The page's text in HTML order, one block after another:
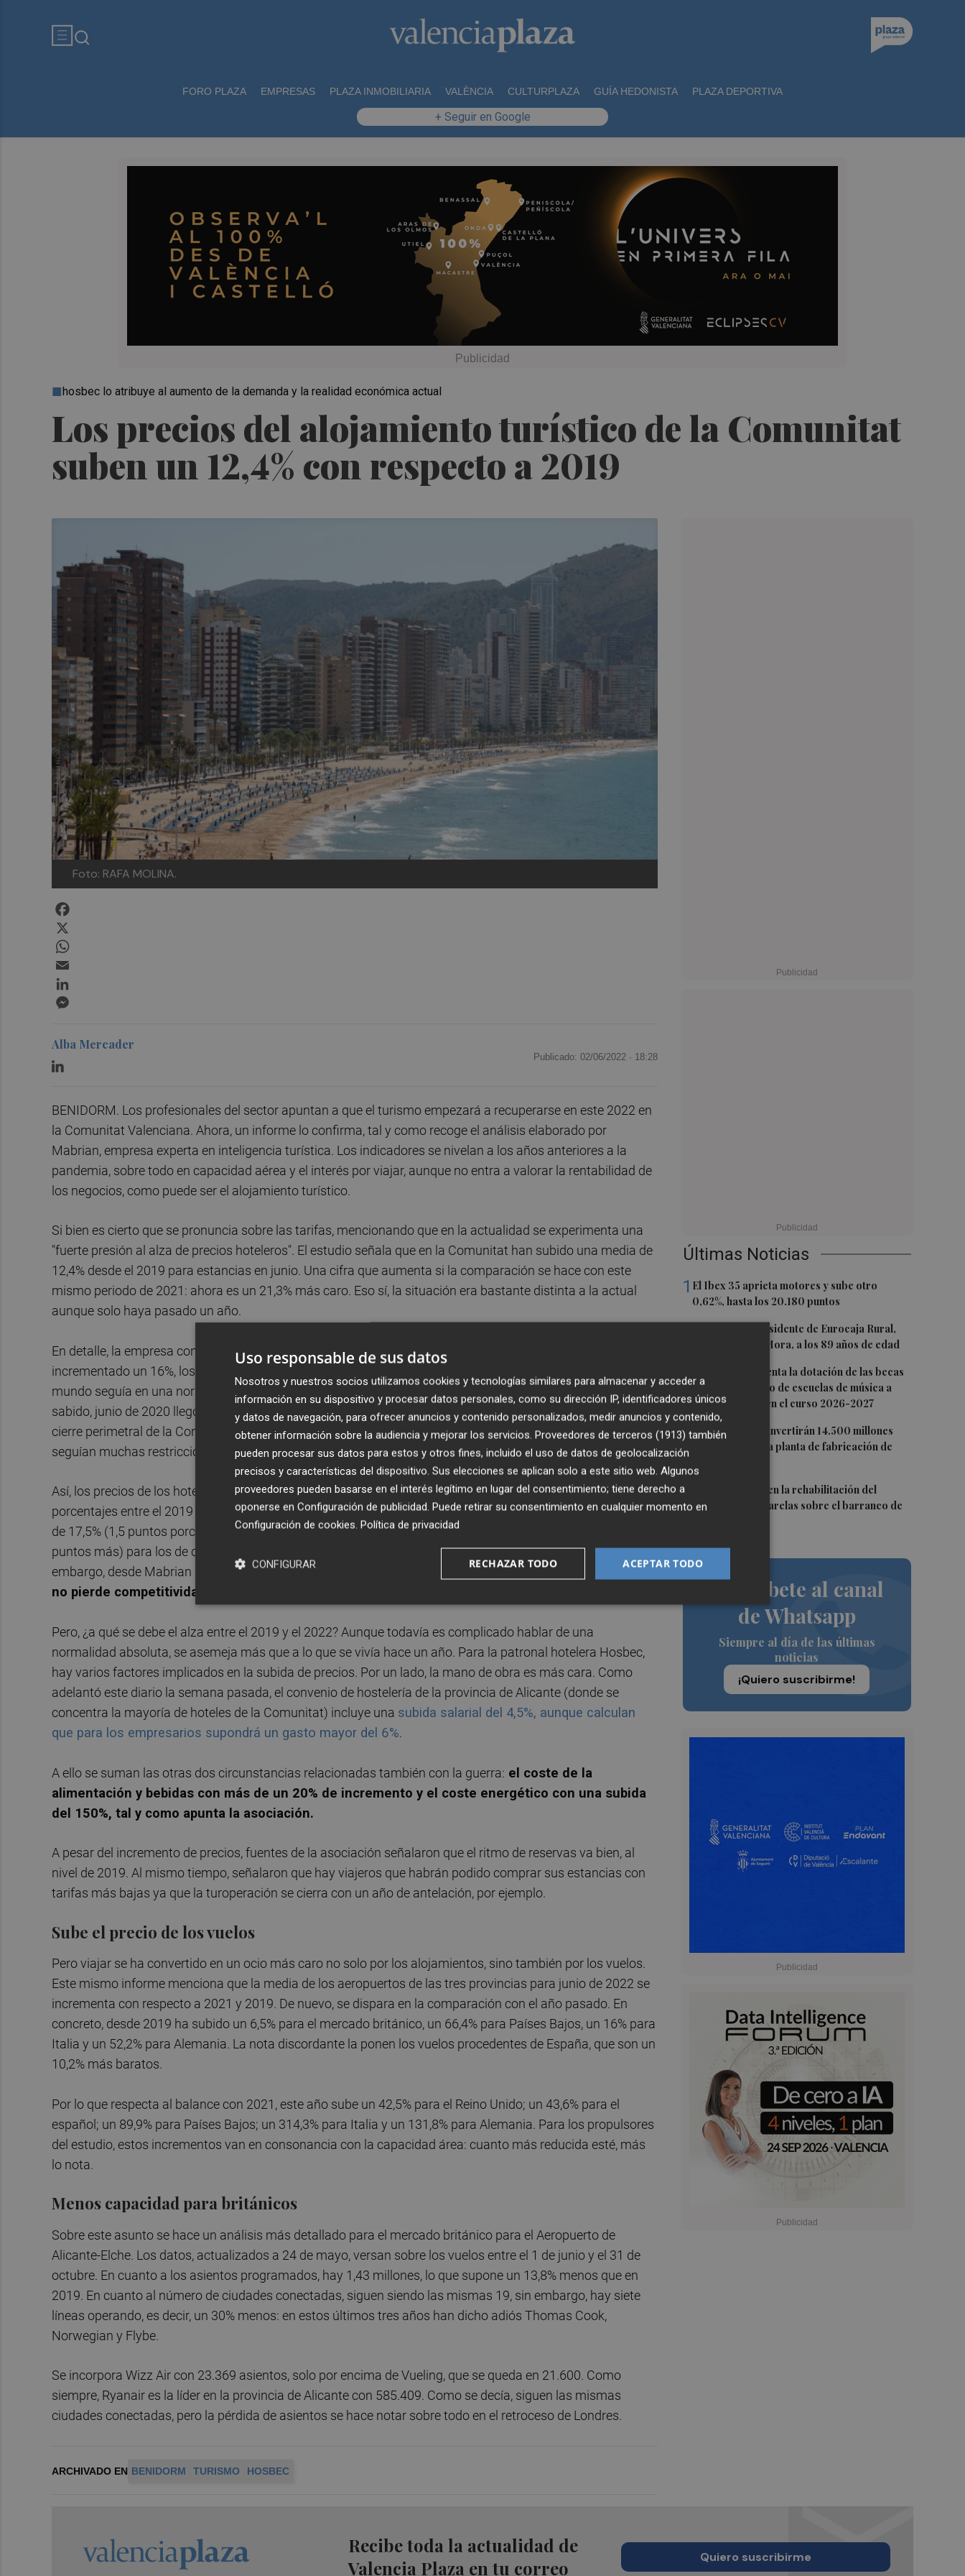
FORO PLAZA EMPRESAS PLAZA INMOBILIARIA VALÈNCIA CULTURPLAZA GUÍA HEDONISTA PLAZA DEPORTIVA
+ Seguir en Google
Los precios del alojamiento turístico de la Comunitat
suben un 12,4% con respecto a 2019
hosbec lo atribuye al aumento de la demanda y la realidad económica actual
Foto: RAFA MOLINA.
Últimas Noticias
1 El Ibex 35 aprieta motores y sube otro
0,62%, hasta los 20.180 puntos
Fallece el expresidente de Eurocaja Rural,
Andrés Gómez Mora, a los 89 años de edad
3
CaixaBank aumenta la dotación de las becas
para el alumnado de escuelas de música a
275.000 euros en el curso 2026-2027
4Tesla y SpaceX invertirán 14.500 millones
para construir la planta de fabricación de
5
L'Eliana avanza en la rehabilitación del
puente y las pasarelas sobre el barranco de
Suscríbete al canal
de Whatsapp
Siempre al día de las últimas
noticias
¡Quiero suscribirme!
Alba Mercader
Publicado: 02/06/2022 · 18:28
BENIDORM. Los profesionales del sector apuntan a que el turismo empezará a recuperarse en este 2022 en
la Comunitat Valenciana. Ahora, un informe lo confirma, tal y como recoge el análisis elaborado por
Mabrian, empresa experta en inteligencia turística. Los indicadores se nivelan a los años anteriores a la
pandemia, sobre todo en capacidad aérea y el interés por viajar, aunque no entra a valorar la rentabilidad de
los negocios, como puede ser el alojamiento turístico.
Si bien es cierto que se pronuncia sobre las tarifas, mencionando que en la actualidad se experimenta una
"fuerte presión al alza de precios hoteleros". El estudio señala que en la Comunitat han subido una media de
12,4% desde el 2019 para estancias en junio. Una cifra que aumenta si la comparación se hace con este
mismo periodo de 2021: ahora es un 21,3% más caro. Eso sí, la situación era bastante distinta a la actual
aunque solo haya pasado un año.
En detalle, la empresa concreta que con respecto al 2019, para los hoteles de tres estrellas se ha
incrementado un 16%, los de cuatro suben un 8,9% y los de cinco ascienden un 12,2%. En aquel momento, el
mundo seguía en una normalidad que aportaba números de récord a zonas como Benidorm. Como es
sabido, junio de 2020 llegó con la pandemia en su plenitud, mientras que en mayo de 2021 se eliminaba el
cierre perimetral de la Comunitat después de un invierno complicado con los casos disparados. Aunque
seguían muchas restricciones para evitar los contagios, lo que dificultaba que se recuperara la demanda.
Así, los precios de los hoteles tendían a la baja, lo que queda demostrado también en la diferencia de
porcentajes entre el 2019 y el 2021. Tal y como recoge el informe, la disparidad entre el año pasado y este es
de 17,5% (1,5 puntos porcentuales más que en 2019) para los hoteles de tres estrellas, de 19,4% (10,5
puntos más) para los de cuatro estrellas y de 27,1% (14,9 puntos más) para los de cinco estrellas. Sin
embargo, desde Mabrian informan quees una tendencia global, lo que hace suponer que el destino
no pierde competitividad.
Pero, ¿a qué se debe el alza entre el 2019 y el 2022? Aunque todavía es complicado hablar de una
normalidad absoluta, se asemeja más que a lo que se vivía hace un año. Para la patronal hotelera Hosbec,
hay varios factores implicados en la subida de precios. Por un lado, la mano de obra es más cara. Como
adelantó este diario la semana pasada, el convenio de hostelería de la provincia de Alicante (donde se
concentra la mayoría de hoteles de la Comunitat) incluye una subida salarial del 4,5%, aunque calculan
que para los empresarios supondrá un gasto mayor del 6%.
A ello se suman las otras dos circunstancias relacionadas también con la guerra: el coste de la
alimentación y bebidas con más de un 20% de incremento y el coste energético con una subida
del 150%, tal y como apunta la asociación.
A pesar del incremento de precios, fuentes de la asociación señalaron que el ritmo de reservas va bien, al
nivel de 2019. Al mismo tiempo, señalaron que hay viajeros que habrán podido comprar sus estancias con
tarifas más bajas ya que la turoperación se cierra con un año de antelación, por ejemplo.
Sube el precio de los vuelos
Pero viajar se ha convertido en un ocio más caro no solo por los alojamientos, sino también por los vuelos.
Este mismo informe menciona que la media de los aeropuertos de las tres provincias para junio de 2022 se
incrementa con respecto a 2021 y 2019. De nuevo, se dispara en la comparación con el año pasado. En
concreto, desde 2019 ha subido un 6,5% para el mercado británico, un 66,4% para Países Bajos, un 16% para
Italia y un 52,2% para Alemania. La nota discordante la ponen los vuelos procedentes de España, que son un
10,2% más baratos.
Por lo que respecta al balance con 2021, este año sube un 42,5% para el Reino Unido; un 43,6% para el
español; un 89,9% para Países Bajos; un 314,3% para Italia y un 131,8% para Alemania. Para los propulsores
del estudio, estos incrementos van en consonancia con la capacidad área: cuanto más reducida esté, más
lo nota.
Menos capacidad para británicos
Sobre este asunto se hace un análisis más detallado para el mercado británico para el Aeropuerto de
Alicante-Elche. Los datos, actualizados a 24 de mayo, versan sobre los vuelos entre el 1 de junio y el 31 de
octubre. En cuanto a los asientos programados, hay 1,43 millones, lo que supone un 13,8% menos que en
2019. En cuanto al número de ciudades conectadas, siguen siendo las mismas 19, sin embargo, hay siete
líneas operando, es decir, un 30% menos: en estos últimos tres años han dicho adiós Thomas Cook,
Norwegian y Flybe.
Se incorpora Wizz Air con 23.369 asientos, solo por encima de Vueling, que se queda en 21.600. Como
siempre, Ryanair es la líder en la provincia de Alicante con 585.409. Como se decía, siguen las mismas
ciudades conectadas, pero la pérdida de asientos se hace notar sobre todo en el retroceso de Londres.
ARCHIVADO EN BENIDORM TURISMO HOSBEC
Recibe toda la actualidad de
Valencia Plaza en tu correo
Quiero suscribirme
Uso responsable de sus datos
Nosotros y nuestros socios utilizamos cookies y tecnologías similares para almacenar y acceder a
información en su dispositivo y procesar datos personales, como su dirección IP, identificadores únicos
y datos de navegación, para ofrecer anuncios y contenido personalizados, medir anuncios y contenido,
obtener información sobre la audiencia y mejorar los servicios. Proveedores de terceros (1913) también
pueden procesar sus datos para estos y otros fines, incluido el uso de datos de geolocalización
precisos y características del dispositivo. Sus elecciones se aplican solo a este sitio web. Algunos
proveedores pueden basarse en el interés legítimo en lugar del consentimiento; tiene derecho a
oponerse en Configuración de publicidad. Puede retirar su consentimiento en cualquier momento en
Configuración de cookies. Política de privacidad
ACEPTAR TODO
RECHAZAR TODO
CONFIGURAR